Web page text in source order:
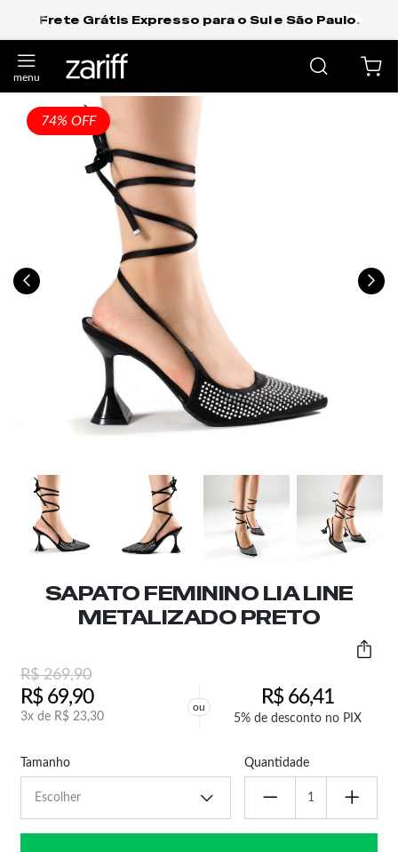
Frete Grátis Expresso para o Sul e São Paulo.
74% OFF
SAPATO FEMININO LIA LINE
METALIZADO PRETO
R$269,90
R$69,90
3x de R$ 23,30
ou R$66,41
5% de desconto no PIX
Tamanho Quantidade